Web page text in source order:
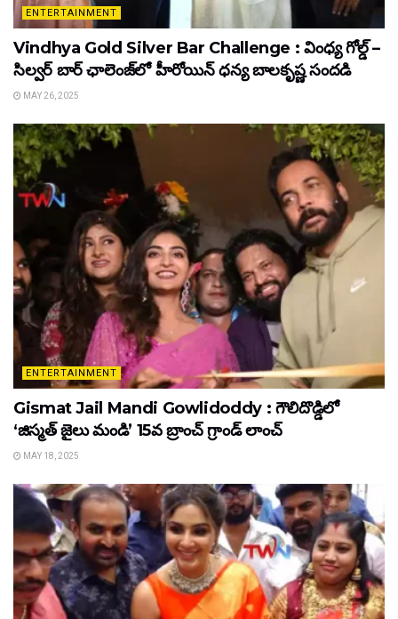
ENTERTAINMENT
Vindhya Gold Silver Bar Challenge : వింధ్య గోల్డ్ –
సిల్వర్ బార్ ఛాలెంజ్‌లో హీరోయిన్ ధ‌న్య బాల‌కృష్ణ‌ సందడి
MAY 26, 2025
ENTERTAINMENT
Gismat Jail Mandi Gowlidoddy : గౌలిదొడ్డిలో
‘జిస్మత్ జైలు మండి’ 15వ బ్రాంచ్ గ్రాండ్ లాంచ్
MAY 18, 2025